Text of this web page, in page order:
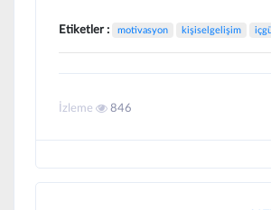
Etiketler : motivasyon kişiselgelişim
İzleme 846